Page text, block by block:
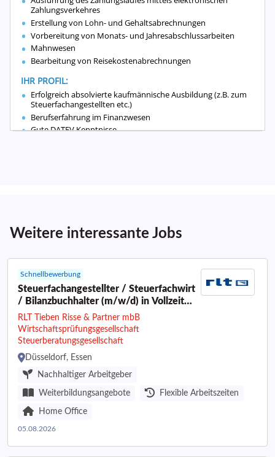
Weitere interessante Jobs
Schnellbewerbung
Steuerfachangestellter / Steuerfachwirt
/ Bilanzbuchhalter (m/w/d) in Vollzeit
oder Teilzeit
RLT Tieben Risse & Partner mbB
Wirtschaftsprüfungsgesellschaft
Steuerberatungsgesellschaft
Düsseldorf, Essen
Nachhaltiger Arbeitgeber
Weiterbildungsangebote Flexible Arbeitszeiten
Home Office
05.08.2026